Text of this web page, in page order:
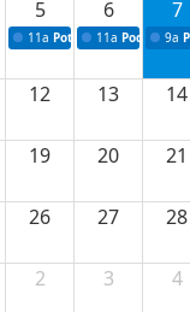
5
11a Potpisivanje ugovora
6
11a Podrška
7
9a
12 13 14
19 20 21
26 27 28
2 3 4